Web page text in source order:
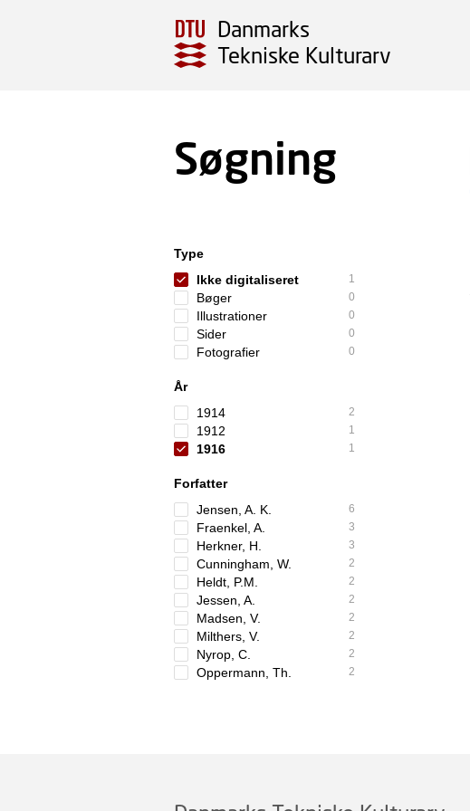
Danmarks
Tekniske Kulturarv
Søgning
Type
Ikke digitaliseret
1
Bøger 0
Illustrationer 0
Sider 0
Fotografier 0
År
1914
2
1912 1
1916 1
Forfatter
Jensen, A. K.
6
Fraenkel, A. 3
Herkner, H. 3
Cunningham, W. 2
Heldt, P.M. 2
Jessen, A. 2
Madsen, V. 2
Milthers, V. 2
Nyrop, C. 2
Oppermann, Th. 2